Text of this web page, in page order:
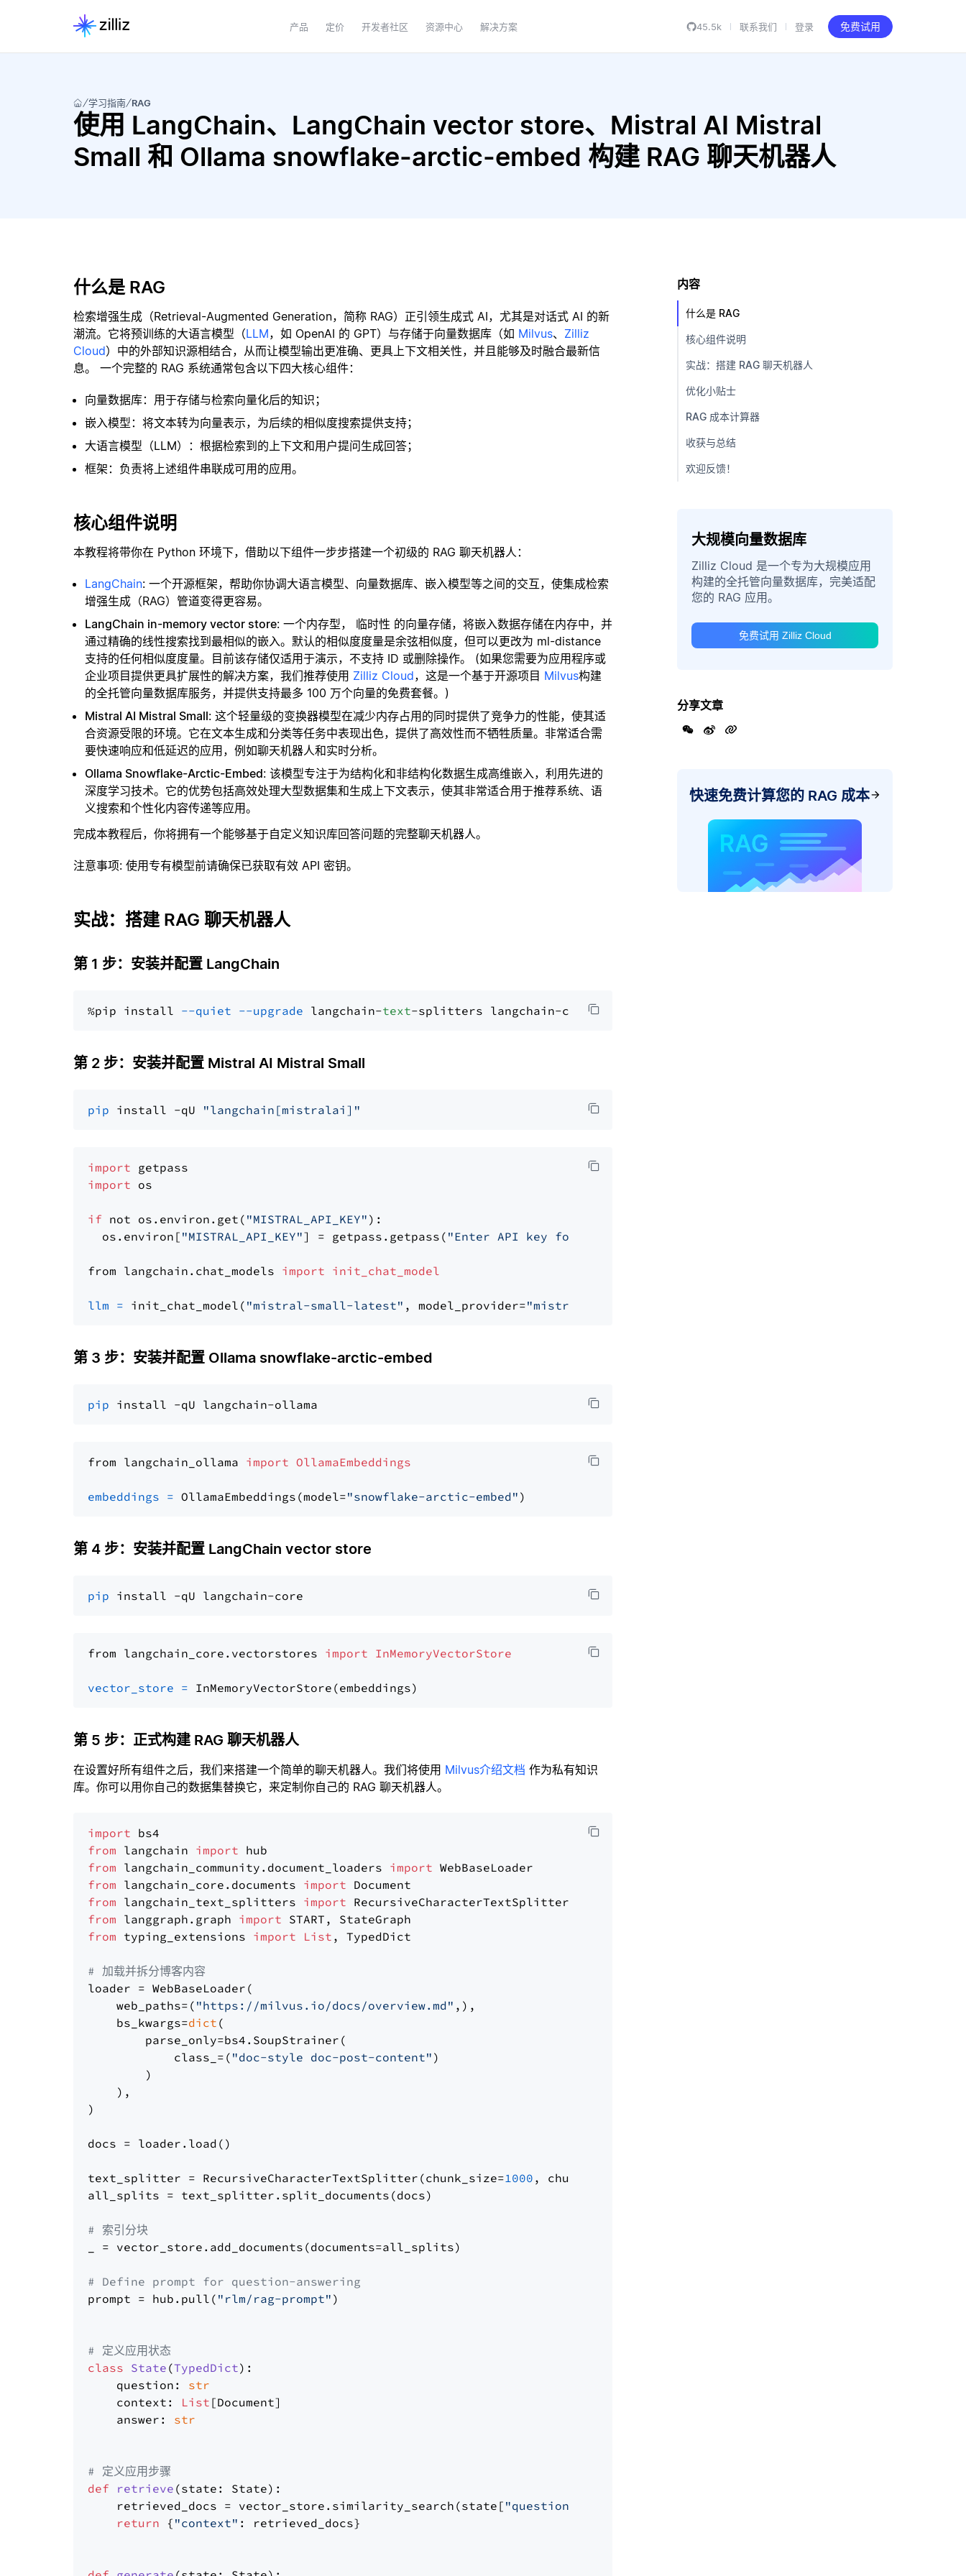
产品 定价 开发者社区 资源中心 解决方案 45.5k 联系我们 登录 免费试用
学习指南 RAG
使用 LangChain、LangChain vector store、Mistral AI Mistral
Small 和 Ollama snowflake-arctic-embed 构建 RAG 聊天机器人
什么是 RAG
检索增强生成（Retrieval-Augmented Generation，简称 RAG）正引领生成式 AI，尤其是对话式 AI 的新
潮流。它将预训练的大语言模型（LLM，如 OpenAI 的 GPT）与存储于向量数据库（如 Milvus、 Zilliz
Cloud）中的外部知识源相结合，从而让模型输出更准确、更具上下文相关性，并且能够及时融合最新信
息。 一个完整的 RAG 系统通常包含以下四大核心组件：
向量数据库：用于存储与检索向量化后的知识；
嵌入模型：将文本转为向量表示，为后续的相似度搜索提供支持；
大语言模型（LLM）：根据检索到的上下文和用户提问生成回答；
框架：负责将上述组件串联成可用的应用。
核心组件说明
本教程将带你在 Python 环境下，借助以下组件一步步搭建一个初级的 RAG 聊天机器人：
LangChain: 一个开源框架，帮助你协调大语言模型、向量数据库、嵌入模型等之间的交互，使集成检索
增强生成（RAG）管道变得更容易。
LangChain in-memory vector store: 一个内存型， 临时性 的向量存储，将嵌入数据存储在内存中，并
通过精确的线性搜索找到最相似的嵌入。默认的相似度度量是余弦相似度，但可以更改为 ml-distance
支持的任何相似度度量。目前该存储仅适用于演示，不支持 ID 或删除操作。 (如果您需要为应用程序或
企业项目提供更具扩展性的解决方案，我们推荐使用 Zilliz Cloud，这是一个基于开源项目 Milvus构建
的全托管向量数据库服务，并提供支持最多 100 万个向量的免费套餐。)
Mistral AI Mistral Small: 这个轻量级的变换器模型在减少内存占用的同时提供了竞争力的性能，使其适
合资源受限的环境。它在文本生成和分类等任务中表现出色，提供了高效性而不牺牲质量。非常适合需
要快速响应和低延迟的应用，例如聊天机器人和实时分析。
Ollama Snowflake-Arctic-Embed: 该模型专注于为结构化和非结构化数据生成高维嵌入，利用先进的
深度学习技术。它的优势包括高效处理大型数据集和生成上下文表示，使其非常适合用于推荐系统、语
义搜索和个性化内容传递等应用。
完成本教程后，你将拥有一个能够基于自定义知识库回答问题的完整聊天机器人。
注意事项: 使用专有模型前请确保已获取有效 API 密钥。
实战：搭建 RAG 聊天机器人
第 1 步：安装并配置 LangChain
%pip install --quiet --upgrade langchain-text
第 2 步：安装并配置 Mistral AI Mistral Small
pip install -qU "langchain[mistralai]"
import
import os
if not os.environ.get( "MISTRAL_API_KEY" ):
  os.environ[
"MISTRAL_API_KEY"] = getpass.getpass( "Enter API key for Mistral AI: "
from langchain.chat_models import init_chat_model
llm = init_chat_model( "mistral-small-latest" , model_provider="mistralai"
第 3 步：安装并配置 Ollama snowflake-arctic-embed
pip
from langchain_ollama import OllamaEmbeddings
embeddings = OllamaEmbeddings(model="snowflake-arctic-embed"
第 4 步：安装并配置 LangChain vector store
pip
from langchain_core.vectorstores import InMemoryVectorStore
vector_store =
第 5 步：正式构建 RAG 聊天机器人
在设置好所有组件之后，我们来搭建一个简单的聊天机器人。我们将使用 Milvus介绍文档 作为私有知识
库。你可以用你自己的数据集替换它，来定制你自己的 RAG 聊天机器人。
import
from langchain import
from langchain_community.document_loaders import
from langchain_core.documents import
from langchain_text_splitters import
from langgraph.graph import
from typing_extensions import List , TypedDict
# 加载并拆分博客内容
loader = WebBaseLoader(
    web_paths=(
"https://milvus.io/docs/overview.md" ,),
    bs_kwargs=
dict (
        parse_only=bs4.SoupStrainer(
            class_=(
"doc-style doc-post-content" )
        )
    ),
)
docs = loader.load()
text_splitter = RecursiveCharacterTextSplitter(chunk_size=1000 , chunk_overlap=
all_splits = text_splitter.split_documents(docs)
# 索引分块
_ = vector_store.add_documents(documents=all_splits)
# Define prompt for question-answering
prompt = hub.pull( "rlm/rag-prompt" )
# 定义应用状态
class State (TypedDict):
    question:
str
    context:
List [Document]
    answer:
str
# 定义应用步骤
def
retrieve (state: State):
    retrieved_docs = vector_store.similarity_search(state[
"question"
return { "context" : retrieved_docs}
内容
什么是 RAG
核心组件说明
实战：搭建 RAG 聊天机器人
优化小贴士
RAG 成本计算器
收获与总结
欢迎反馈！
大规模向量数据库
Zilliz Cloud 是一个专为大规模应用
构建的全托管向量数据库，完美适配
您的 RAG 应用。
免费试用 Zilliz Cloud
分享文章
快速免费计算您的 RAG 成本